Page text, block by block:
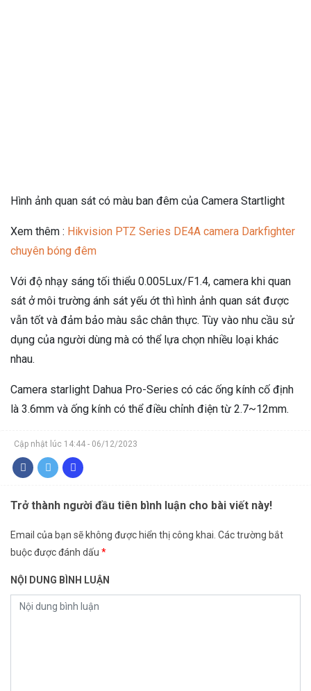
Hình ảnh quan sát có màu ban đêm của Camera Startlight
Xem thêm : Hikvision PTZ Series DE4A camera Darkfighter
chuyên bóng đêm
Với độ nhạy sáng tối thiểu 0.005Lux/F1.4, camera khi quan
sát ở môi trường ánh sát yếu ớt thì hình ảnh quan sát được
vẫn tốt và đảm bảo màu sắc chân thực. Tùy vào nhu cầu sử
dụng của người dùng mà có thể lựa chọn nhiều loại khác
nhau.
Camera starlight Dahua Pro-Series có các ống kính cố định
là 3.6mm và ống kính có thể điều chỉnh điện từ 2.7~12mm.
Cập nhật lúc 14:44 - 06/12/2023
Trở thành người đầu tiên bình luận cho bài viết này!
Email của bạn sẽ không được hiển thị công khai. Các trường bắt
buộc được đánh dấu *
NỘI DUNG BÌNH LUẬN